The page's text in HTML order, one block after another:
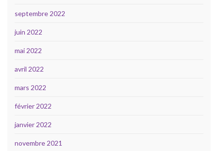
septembre 2022
juin 2022
mai 2022
avril 2022
mars 2022
février 2022
janvier 2022
novembre 2021